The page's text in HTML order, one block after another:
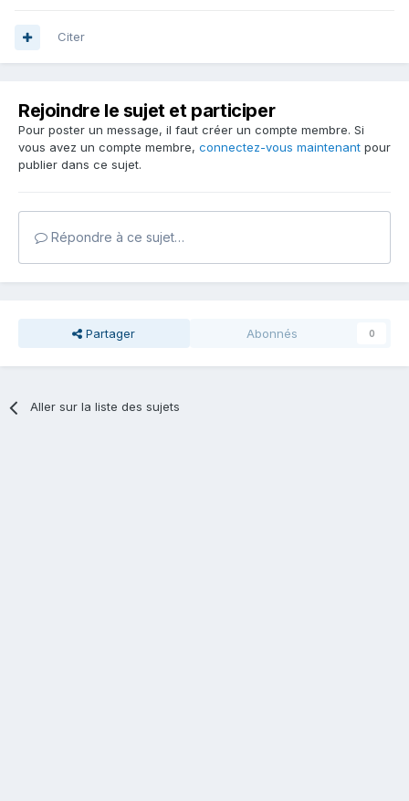
Citer
Rejoindre le sujet et participer
Pour poster un message, il faut créer un compte membre. Si
vous avez un compte membre, connectez-vous maintenant pour
publier dans ce sujet.
Répondre à ce sujet…
Partager Abonnés 0
Aller sur la liste des sujets